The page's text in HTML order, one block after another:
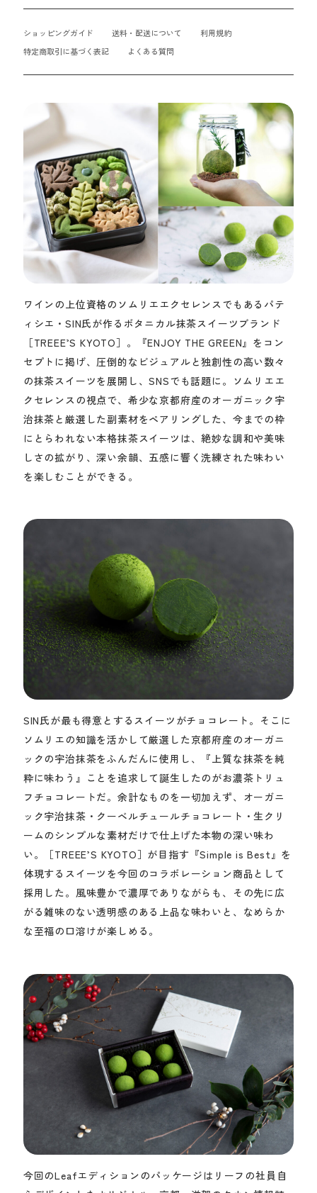
ショッピングガイド 送料・配送について
利用規約
特定商取引に基づく表記
よくある質問
ワインの上位資格のソムリエエクセレンスでもあるパテ
ィシエ・SIN氏が作るボタニカル抹茶スイーツブランド
［TREEE’S KYOTO］。『ENJOY THE GREEN』をコン
セプトに掲げ、圧倒的なビジュアルと独創性の高い数々
の抹茶スイーツを展開し、SNSでも話題に。ソムリエエ
クセレンスの視点で、希少な京都府産のオーガニック宇
治抹茶と厳選した副素材をペアリングした、今までの枠
にとらわれない本格抹茶スイーツは、絶妙な調和や美味
しさの拡がり、深い余韻、五感に響く洗練された味わい
を楽しむことができる。
SIN氏が最も得意とするスイーツがチョコレート。そこに
ソムリエの知識を活かして厳選した京都府産のオーガニ
ックの宇治抹茶をふんだんに使用し、『上質な抹茶を純
粋に味わう』ことを追求して誕生したのがお濃茶トリュ
フチョコレートだ。余計なものを一切加えず、オーガニ
ック宇治抹茶・クーベルチュールチョコレート・生クリ
ームのシンプルな素材だけで仕上げた本物の深い味わ
い。［TREEE’S KYOTO］が目指す『Simple is Best』を
体現するスイーツを今回のコラボレーション商品として
採用した。風味豊かで濃厚でありながらも、その先に広
がる雑味のない透明感のある上品な味わいと、なめらか
な至福の口溶けが楽しめる。
今回のLeafエディションのパッケージはリーフの社員自